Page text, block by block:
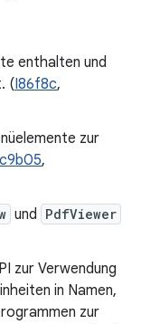
enthalten und
(I86f8c,
zur
,
und PdfViewer
zur Verwendung
in Namen,
zur